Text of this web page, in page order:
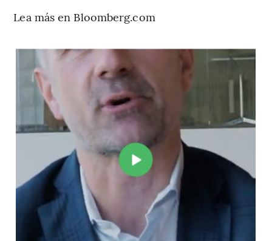
Lea más en Bloomberg.com